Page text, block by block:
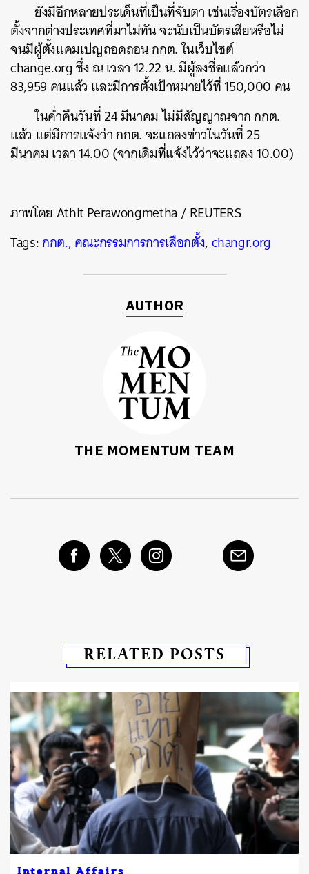
ยังมีอีกหลายประเด็นที่เป็นที่จับตา เช่นเรื่องบัตรเลือก
ตั้งจากต่างประเทศที่มาไม่ทัน จะนับเป็นบัตรเสียหรือไม่
จนมีผู้ตั้งแคมเปญถอดถอน กกต. ในเว็บไซต์
change.org ซึ่ง ณ เวลา 12.22 น. มีผู้ลงชื่อแล้วกว่า
83,959 คนแล้ว และมีการตั้งเป้าหมายไว้ที่ 150,000 คน
ในค่ำคืนวันที่ 24 มีนาคม ไม่มีสัญญาณจาก กกต.
แล้ว แต่มีการแจ้งว่า กกต. จะแถลงข่าวในวันที่ 25
มีนาคม เวลา 14.00 (จากเดิมที่แจ้งไว้ว่าจะแถลง 10.00)
ภาพโดย Athit Perawongmetha / REUTERS
Tags:กกต.,คณะกรรมการการเลือกตั้ง,changr.org
AUTHOR
THE MOMENTUM TEAM
RELATED POSTS
Internal Affairs
ค้นหา
SHARE TWEET LINE EMAIL